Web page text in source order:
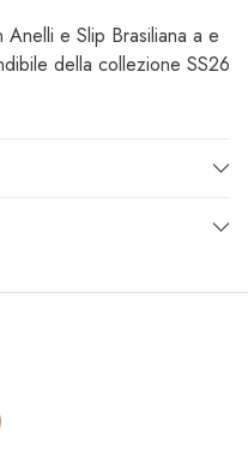
e Slip Brasiliana a e
della collezione SS26